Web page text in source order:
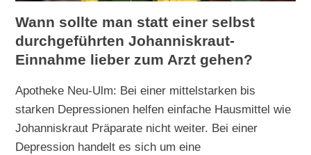
Wann sollte man statt einer selbst
durchgeführten Johanniskraut-
Einnahme lieber zum Arzt gehen?
Apotheke Neu-Ulm: Bei einer mittelstarken bis
starken Depressionen helfen einfache Hausmittel wie
Johanniskraut Präparate nicht weiter. Bei einer
Depression handelt es sich um eine